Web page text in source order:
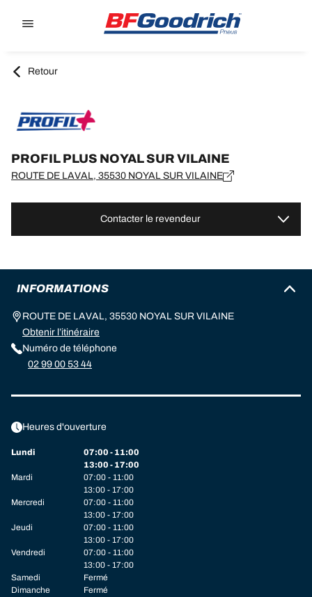
Retour
PROFIL PLUS NOYAL SUR VILAINE
ROUTE DE LAVAL, 35530 NOYAL SUR VILAINE
Contacter le revendeur
INFORMATIONS
ROUTE DE LAVAL, 35530 NOYAL SUR VILAINE
Obtenir l’itinéraire
Numéro de téléphone
02 99 00 53 44
Heures d'ouverture
Lundi
07:00 - 11:00
13:00 - 17:00
Mardi
07:00 - 11:00
13:00 - 17:00
Mercredi
07:00 - 11:00
13:00 - 17:00
Jeudi
07:00 - 11:00
13:00 - 17:00
Vendredi
07:00 - 11:00
13:00 - 17:00
Samedi
Fermé
Dimanche
Fermé